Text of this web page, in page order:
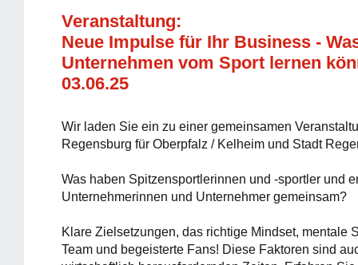
Veranstaltung:
Neue Impulse für Ihr Business -
Unternehmen vom Sport lernen
03.06.25
Wir laden Sie ein zu einer gemeinsamen
Regensburg für Oberpfalz / Kelheim und Stadt
Was haben Spitzensportlerinnen und -sportler und
Unternehmerinnen und Unternehmer gemeinsam?
Klare Zielsetzungen, das richtige Mindset, mentale
Team und begeisterte Fans! Diese Faktoren sind